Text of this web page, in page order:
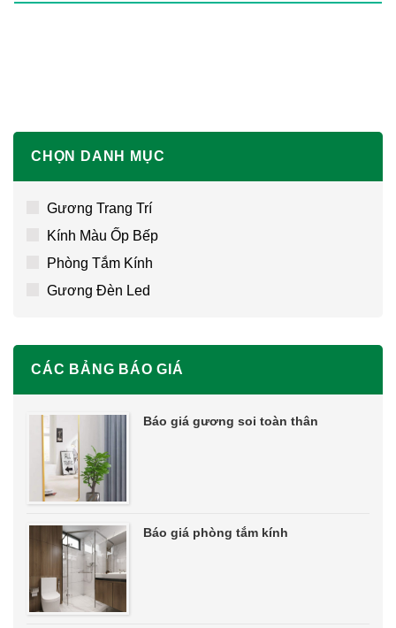
CHỌN DANH MỤC
Gương Trang Trí
Kính Màu Ốp Bếp
Phòng Tắm Kính
Gương Đèn Led
CÁC BẢNG BÁO GIÁ
Báo giá gương soi toàn thân
Báo giá phòng tắm kính